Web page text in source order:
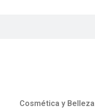
Cosmética y Belleza